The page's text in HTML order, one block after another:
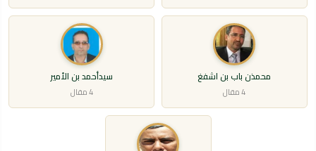
محمذن باب بن اشفغ
4 مقال
سيدأحمد بن الأمير
4 مقال